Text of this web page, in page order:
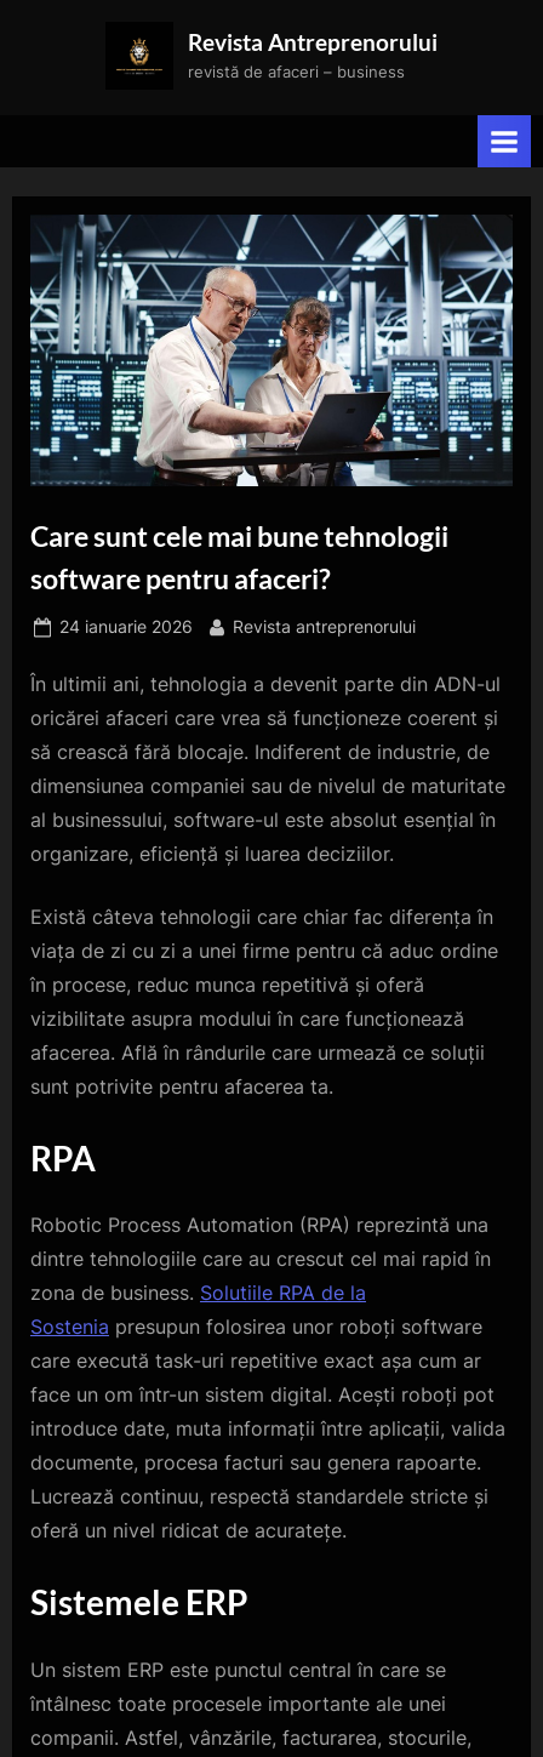
Revista Antreprenorului
revistă de afaceri – business
Care sunt cele mai bune tehnologii
software pentru afaceri?
Posted
24 ianuarie 2026 By
Revista antreprenorului
În ultimii ani, tehnologia a devenit parte din ADN-ul
oricărei afaceri care vrea să funcționeze coerent și
să crească fără blocaje. Indiferent de industrie, de
dimensiunea companiei sau de nivelul de maturitate
al businessului, software-ul este absolut esențial în
organizare, eficiență și luarea deciziilor.
Există câteva tehnologii care chiar fac diferența în
viața de zi cu zi a unei firme pentru că aduc ordine
în procese, reduc munca repetitivă și oferă
vizibilitate asupra modului în care funcționează
afacerea. Află în rândurile care urmează ce soluții
sunt potrivite pentru afacerea ta.
RPA
Robotic Process Automation (RPA) reprezintă una
dintre tehnologiile care au crescut cel mai rapid în
zona de business. Solutiile RPA de la
Sostenia presupun folosirea unor roboți software
care execută task-uri repetitive exact așa cum ar
face un om într-un sistem digital. Acești roboți pot
introduce date, muta informații între aplicații, valida
documente, procesa facturi sau genera rapoarte.
Lucrează continuu, respectă standardele stricte și
oferă un nivel ridicat de acuratețe.
Sistemele ERP
Un sistem ERP este punctul central în care se
întâlnesc toate procesele importante ale unei
companii. Astfel, vânzările, facturarea, stocurile,